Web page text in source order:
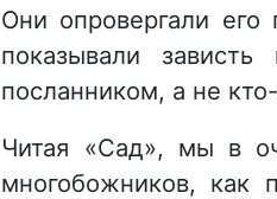
Они опровергали
показывали
посланником, а не
Читая «Сад», мы в
многобожников, как